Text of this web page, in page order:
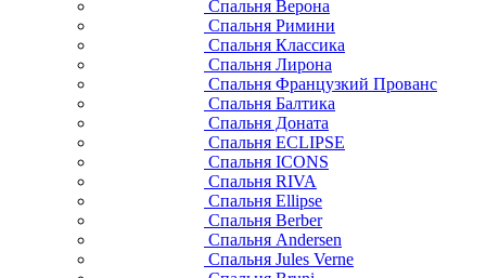
Спальня Верона
Спальня Римини
Спальня Классика
Спальня Лирона
Спальня Французкий Прованс
Спальня Балтика
Спальня Доната
Спальня ECLIPSE
Спальня ICONS
Спальня RIVA
Спальня Ellipse
Спальня Berber
Спальня Andersen
Спальня Jules Verne